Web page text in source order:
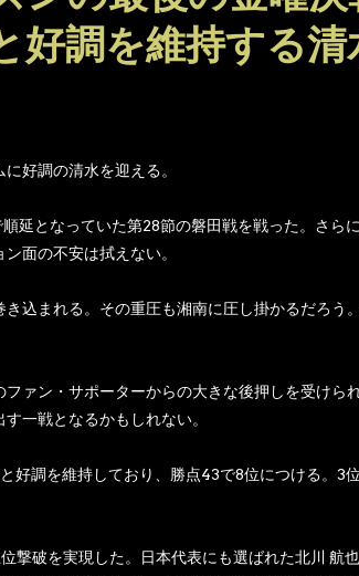
好調を維持する清
好調の清水を迎える。
延となっていた第28節の磐田戦を戦った。さら
面の不安は拭えない。
込まれる。その重圧も湘南に圧し掛かるだろう
ァン・サポーターからの大きな後押しを受けら
一戦となるかもしれない。
好調を維持しており、勝点43で8位につける。
撃破を実現した。日本代表にも選ばれた北川 航